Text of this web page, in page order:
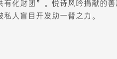
化财团”。悦诗风吟捐献的善
人盲目开发助一臂之力。